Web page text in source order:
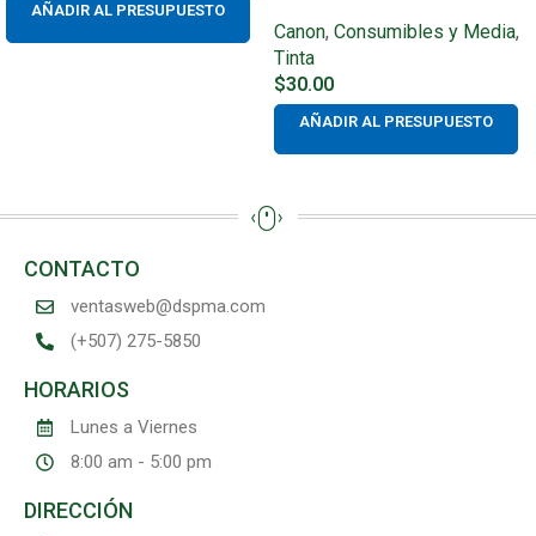
AÑADIR AL PRESUPUESTO
Canon, Consumibles y Media,
Tinta
$30.00
AÑADIR AL PRESUPUESTO
CONTACTO
ventasweb@dspma.com
(+507) 275-5850
HORARIOS
Lunes a Viernes
8:00 am - 5:00 pm
DIRECCIÓN